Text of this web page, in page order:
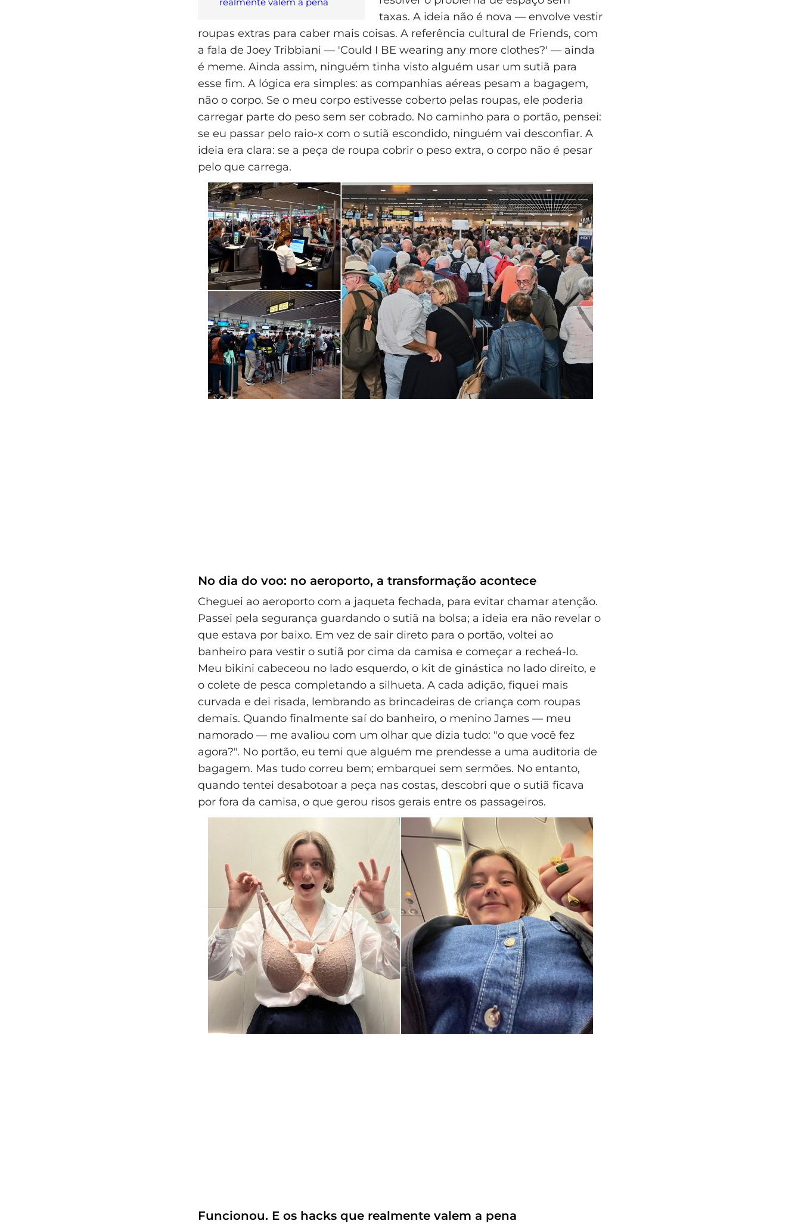
realmente valem a pena
taxas. A ideia não é nova — envolve vestir
roupas extras para caber mais coisas. A referência cultural de Friends, com
a fala de Joey Tribbiani — 'Could I BE wearing any more clothes?' — ainda
é meme. Ainda assim, ninguém tinha visto alguém usar um sutiã para
esse fim. A lógica era simples: as companhias aéreas pesam a bagagem,
não o corpo. Se o meu corpo estivesse coberto pelas roupas, ele poderia
carregar parte do peso sem ser cobrado. No caminho para o portão, pensei:
se eu passar pelo raio-x com o sutiã escondido, ninguém vai desconfiar. A
ideia era clara: se a peça de roupa cobrir o peso extra, o corpo não é pesar
pelo que carrega.
No dia do voo: no aeroporto, a transformação acontece
Cheguei ao aeroporto com a jaqueta fechada, para evitar chamar atenção.
Passei pela segurança guardando o sutiã na bolsa; a ideia era não revelar o
que estava por baixo. Em vez de sair direto para o portão, voltei ao
banheiro para vestir o sutiã por cima da camisa e começar a recheá-lo.
Meu bikini cabeceou no lado esquerdo, o kit de ginástica no lado direito, e
o colete de pesca completando a silhueta. A cada adição, fiquei mais
curvada e dei risada, lembrando as brincadeiras de criança com roupas
demais. Quando finalmente saí do banheiro, o menino James — meu
namorado — me avaliou com um olhar que dizia tudo: "o que você fez
agora?". No portão, eu temi que alguém me prendesse a uma auditoria de
bagagem. Mas tudo correu bem; embarquei sem sermões. No entanto,
quando tentei desabotoar a peça nas costas, descobri que o sutiã ficava
por fora da camisa, o que gerou risos gerais entre os passageiros.
Funcionou. E os hacks que realmente valem a pena